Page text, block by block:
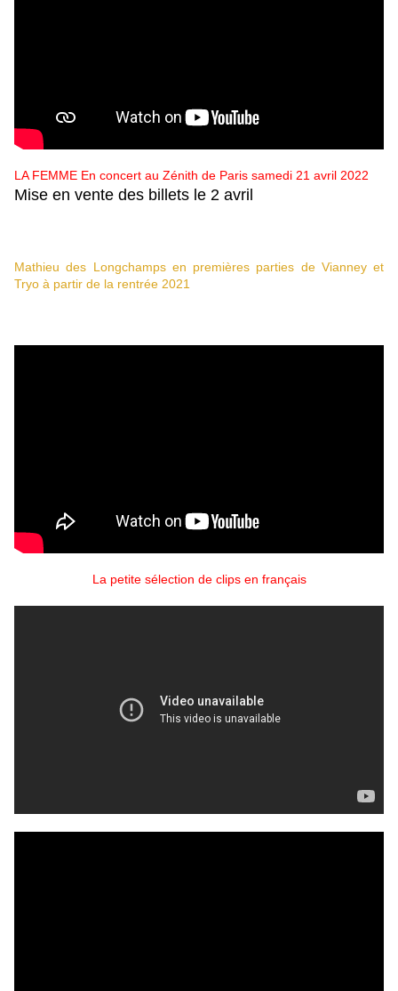
LA FEMME En concert au Zénith de Paris samedi 21 avril 2022
Mise en vente des billets le 2 avril
Mathieu des Longchamps en premières parties de Vianney et
Tryo à partir de la rentrée 2021
La petite sélection de clips en français